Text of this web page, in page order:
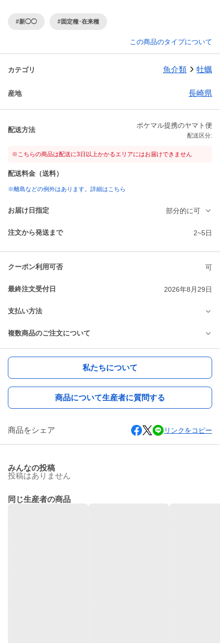
#新◯◯ #固定種･在来種
この商品のタイプについて
カテゴリ 魚介類 牡蠣
産地 長崎県
配送方法
ポケマル提携のヤマト便
配送区分:
※こちらの商品は配送に3日以上かかるエリアにはお届けできません
配送料金（送料）
※離島などの例外はあります。詳細はこちら
お届け日指定 部分的に可
注文から発送まで 2~5日
クーポン利用可否 可
最終注文受付日 2026年8月29日
支払い方法
複数商品のご注文について
私たちについて
商品について生産者に質問する
商品をシェア リンクをコピー
みんなの投稿
投稿はありません
同じ生産者の商品